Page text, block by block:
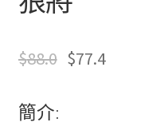
$88.0 $77.4
簡介: